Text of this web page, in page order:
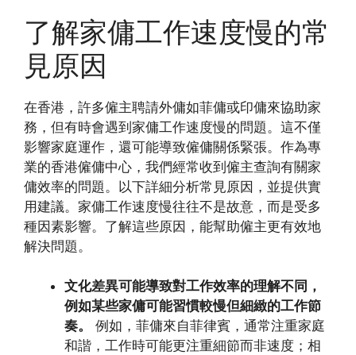
了解家傭工作速度慢的常
見原因
在香港，許多僱主聘請外傭如菲傭或印傭來協助家
務，但有時會遇到家傭工作速度慢的問題。這不僅
影響家庭運作，還可能導致僱傭關係緊張。作為專
業的香港僱傭中心，我們經常收到僱主查詢有關家
傭效率的問題。以下詳細分析常見原因，並提供實
用建議。家傭工作速度慢往往不是故意，而是受多
種因素影響。了解這些原因，能幫助僱主更有效地
解決問題。
文化差異可能導致對工作效率的理解不同，
例如某些家傭可能習慣較慢但細緻的工作節
奏。
例如，菲傭來自菲律賓，通常注重家庭
和諧，工作時可能更注重細節而非速度；相